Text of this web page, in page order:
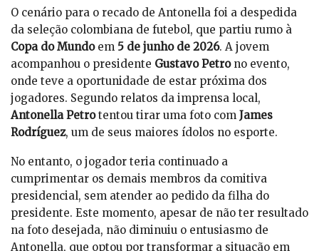
O cenário para o recado de Antonella foi a despedida
da seleção colombiana de futebol, que partiu rumo à
Copa do Mundoem 5 de junho de 2026. A jovem
acompanhou o presidente Gustavo Petrono evento,
onde teve a oportunidade de estar próxima dos
jogadores. Segundo relatos da imprensa local,
Antonella Petrotentou tirar uma foto com James
Rodríguez, um de seus maiores ídolos no esporte.
No entanto, o jogador teria continuado a
cumprimentar os demais membros da comitiva
presidencial, sem atender ao pedido da filha do
presidente. Este momento, apesar de não ter resultado
na foto desejada, não diminuiu o entusiasmo de
Antonella, que optou por transformar a situação em